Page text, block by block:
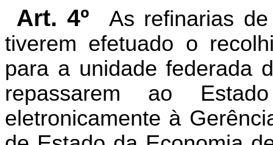
Art. 4º
As refinarias
tiverem efetuado o
para a unidade federada
repassarem ao
eletronicamente à